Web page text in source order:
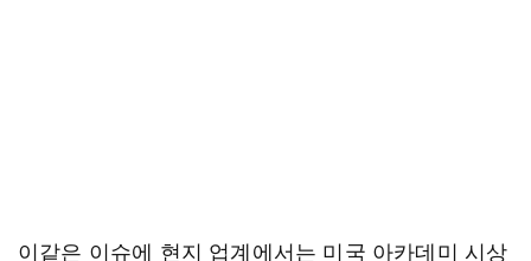
이같은 이슈에 현지 업계에서는 미국 아카데미 시상